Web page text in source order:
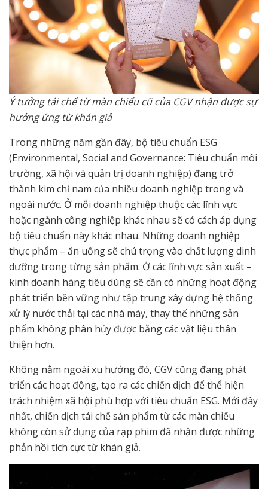
Ý tưởng tái chế từ màn chiếu cũ của CGV nhận được sự
hưởng ứng từ khán giả
Trong những năm gần đây, bộ tiêu chuẩn ESG
(Environmental, Social and Governance: Tiêu chuẩn môi
trường, xã hội và quản trị doanh nghiệp) đang trở
thành kim chỉ nam của nhiều doanh nghiệp trong và
ngoài nước. Ở mỗi doanh nghiệp thuộc các lĩnh vực
hoặc ngành công nghiệp khác nhau sẽ có cách áp dụng
bộ tiêu chuẩn này khác nhau. Những doanh nghiệp
thực phẩm – ăn uống sẽ chú trọng vào chất lượng dinh
dưỡng trong từng sản phẩm. Ở các lĩnh vực sản xuất –
kinh doanh hàng tiêu dùng sẽ cần có những hoạt động
phát triển bền vững như tập trung xây dựng hệ thống
xử lý nước thải tại các nhà máy, thay thế những sản
phẩm không phân hủy được bằng các vật liệu thân
thiện hơn.
Không nằm ngoài xu hướng đó, CGV cũng đang phát
triển các hoạt động, tạo ra các chiến dịch để thể hiện
trách nhiệm xã hội phù hợp với tiêu chuẩn ESG. Mới đây
nhất, chiến dịch tái chế sản phẩm từ các màn chiếu
không còn sử dụng của rạp phim đã nhận được những
phản hồi tích cực từ khán giả.